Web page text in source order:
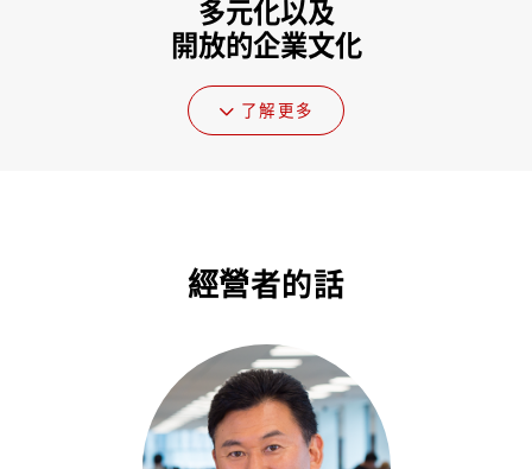
多元化以及
開放的企業文化
了解更多
經營者的話